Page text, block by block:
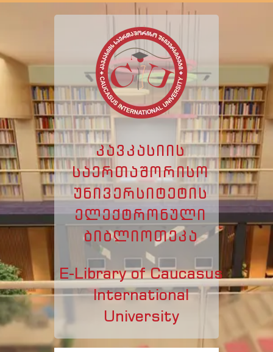
ᲙᲐᲕᲙᲐᲡᲘᲘᲡ
ᲡᲐᲔᲠᲗᲐᲨᲝᲠᲘᲡᲝ
ᲣᲜᲘᲕᲔᲠᲡᲘᲢᲔᲢᲘᲡ
ᲔᲚᲔᲥᲢᲠᲝᲜᲣᲚᲘ
ᲑᲘᲑᲚᲘᲝᲗᲔᲙᲐ
E-Library of Caucasus
International
University